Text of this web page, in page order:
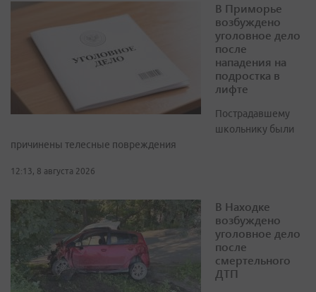
В Приморье
возбуждено
уголовное дело
после
нападения на
подростка в
лифте
Пострадавшему
школьнику были
причинены телесные повреждения
12:13, 8 августа 2026
В Находке
возбуждено
уголовное дело
после
смертельного
ДТП